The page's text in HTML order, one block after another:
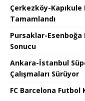
Çerkezköy-
Tamamlandı
Pursaklar-Esenboğa
Sonucu
Ankara-İstanbul
Çalışmaları Sürüyor
FC Barcelona Futbol